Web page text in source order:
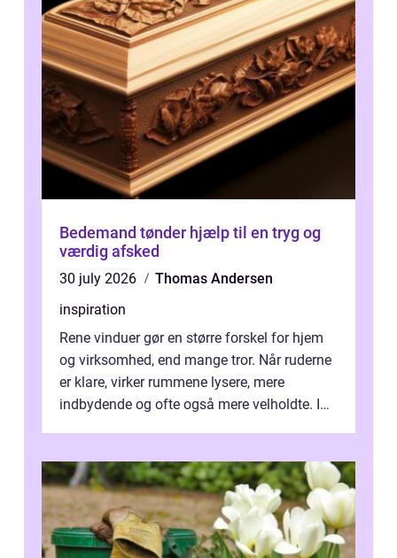
Bedemand tønder hjælp til en tryg og
værdig afsked
30 july 2026
Thomas Andersen
inspiration
Rene vinduer gør en større forskel for hjem
og virksomhed, end mange tror. Når ruderne
er klare, virker rummene lysere, mere
indbydende og ofte også mere velholdte. I